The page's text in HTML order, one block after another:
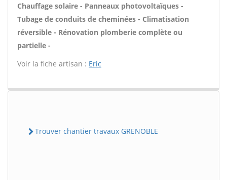
Chauffage solaire - Panneaux photovoltaïques -
Tubage de conduits de cheminées - Climatisation
réversible - Rénovation plomberie complète ou
partielle -
Voir la fiche artisan : Eric
Trouver chantier travaux GRENOBLE